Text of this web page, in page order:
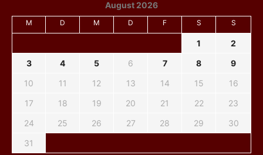
August 2026
M D M D F S S
1
2
3
4 5 6 7 8
9
10
11 12 13 14 15
16
17
18 19 20 21 22
23
24
25 26 27 28 29
30
31